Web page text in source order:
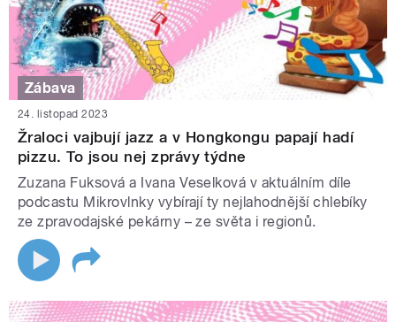
Zábava
24. listopad 2023
Žraloci vajbují jazz a v Hongkongu papají hadí
pizzu. To jsou nej zprávy týdne
Zuzana Fuksová a Ivana Veselková v aktuálním díle
podcastu Mikrovlnky vybírají ty nejlahodnější chlebíky
ze zpravodajské pekárny – ze světa i regionů.